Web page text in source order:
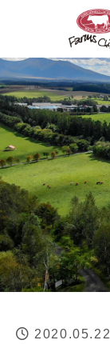
2020.05.22